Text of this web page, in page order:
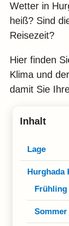
Klima
Impressum &
Wetter in
heiß? Sind
Reisezeit?
Hier finden
Klima und
damit Sie
Inhalt
Lage
Hurghada
Frühling
Sommer